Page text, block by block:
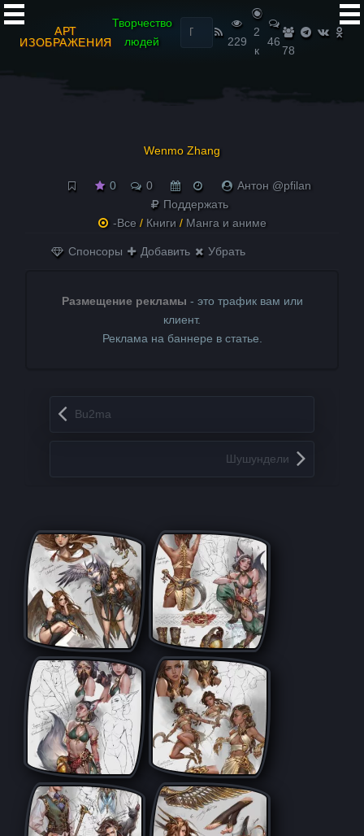
АРТ
ИЗОБРАЖЕНИЯ
Творчество
людей
Найти:
229
2
к
46
78
Wenmo Zhang
0 0
Антон @pfilan
Поддержать
-Все / Книги / Манга и аниме
Спонсоры Добавить Убрать
Размещение рекламы - это трафик вам или
клиент.
Реклама на баннере в статье.
Запись навигация
Bu2ma
Шушундели